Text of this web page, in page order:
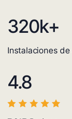
320k+
Instalaciones
4.8